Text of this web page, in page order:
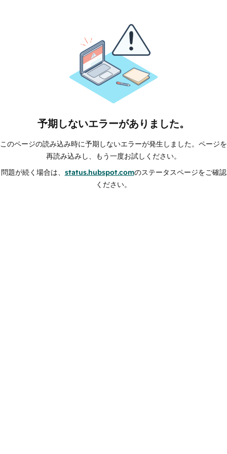
予期しないエラーがありました。
このページの読み込み時に予期しないエラーが発生しました。ページを
再読み込みし、もう一度お試しください。
問題が続く場合は、 status.hubspot.comのステータスページをご確認
ください。